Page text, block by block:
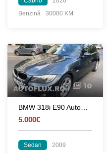
Benzină
30000 KM
10
5.000€
Sedan
2009